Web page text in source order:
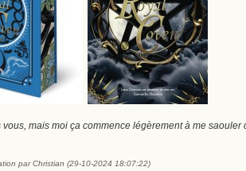
vous, mais moi ça commence légèrement à me
par Christian (29-10-2024 18:07:22)